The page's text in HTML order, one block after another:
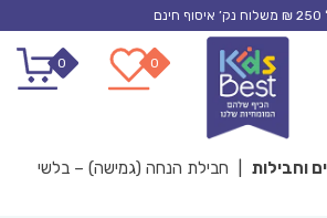
0
0
וחבילות
חבילת הנחה (גמישה) – בלשי